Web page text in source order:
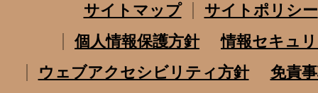
サイトマップ
サイトポリシー
個人情報保護方針
情報セキュ
ウェブアクセシビリティ方針
免責